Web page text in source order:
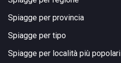
Spiagge per provincia
Spiagge per tipo
Spiagge per località più popolari